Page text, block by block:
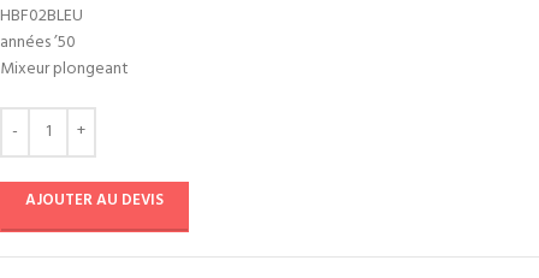
HBF02BLEU
années ’50
Mixeur plongeant
AJOUTER AU DEVIS